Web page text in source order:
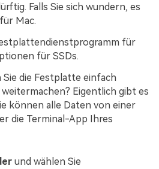
Falls Sie sich wundern, es
Mac.
für
für SSDs.
Sie die Festplatte einfach
Eigentlich gibt es
können alle Daten von einer
die Terminal-App Ihres
und wählen Sie